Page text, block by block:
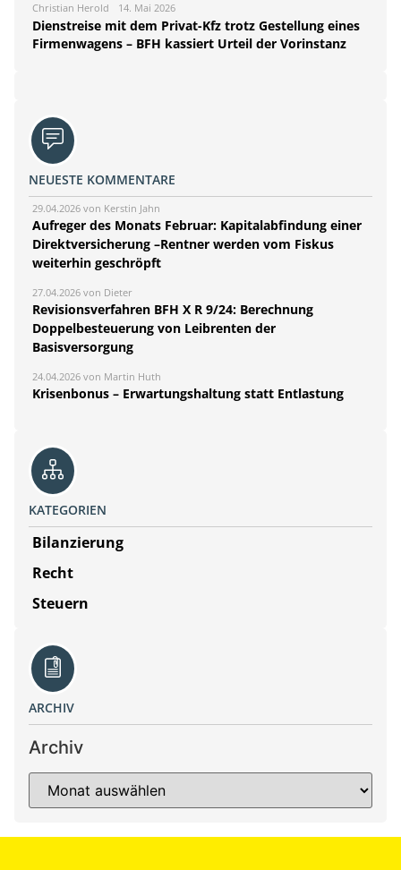
Christian Herold 14. Mai 2026
Dienstreise mit dem Privat-Kfz trotz Gestellung eines
Firmenwagens – BFH kassiert Urteil der Vorinstanz
NEUESTE KOMMENTARE
29.04.2026 von Kerstin Jahn
Aufreger des Monats Februar: Kapitalabfindung einer
Direktversicherung –Rentner werden vom Fiskus
weiterhin geschröpft
27.04.2026 von Dieter
Revisionsverfahren BFH X R 9/24: Berechnung
Doppelbesteuerung von Leibrenten der
Basisversorgung
24.04.2026 von Martin Huth
Krisenbonus – Erwartungshaltung statt Entlastung
KATEGORIEN
Bilanzierung
Recht
Steuern
ARCHIV
Archiv